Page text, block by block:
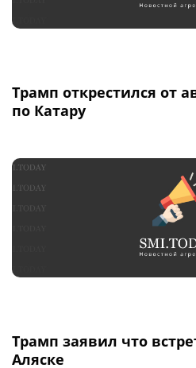
Трамп открестился от
по Катару
Трамп заявил что
Аляске